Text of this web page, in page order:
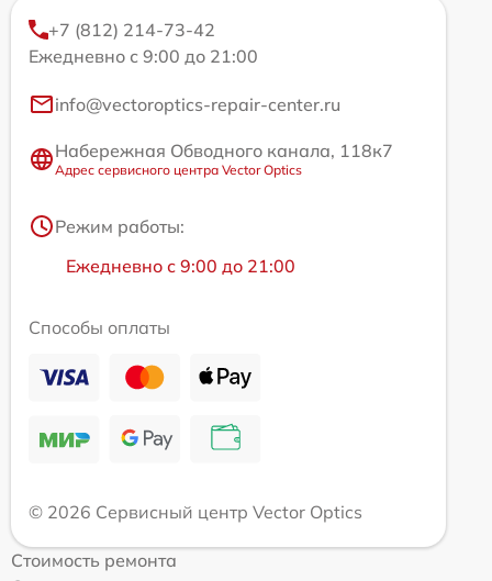
+7 (812) 214-73-42
Ежедневно с 9:00 до 21:00
info@vectoroptics-repair-center.ru
Набережная Обводного канала, 118к7
Адрес сервисного центра Vector Optics
Режим работы:
Ежедневно с 9:00 до 21:00
Способы оплаты
© 2026 Сервисный центр Vector Optics
Стоимость ремонта